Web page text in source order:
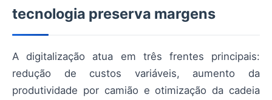
tecnologia preserva margens
A digitalização atua em três frentes principais:
redução de custos variáveis, aumento da
produtividade por camião e otimização da cadeia